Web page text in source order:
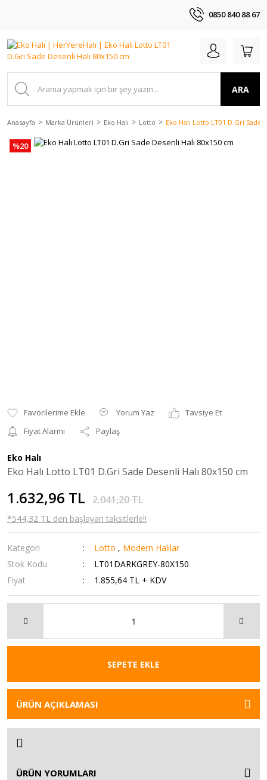
0850 840 88 67
ARA
Anasayfa Marka Ürünleri Eko Halı Lotto Eko Halı Lotto LT01 D.Gri Sade
%20
Yorum Yaz
Tavsiye Et
Fiyat Alarmı
Paylaş
Eko Halı
Eko Halı Lotto LT01 D.Gri Sade Desenli Halı 80x150 cm
1.632,96 TL 2.041,20 TL
*544,32 TL den başlayan taksitlerle!!
Kategori Lotto , Modern Halılar
Stok Kodu
LT01DARKGREY-80X150
Fiyat
1.855,64 TL + KDV
SEPETE EKLE
ÜRÜN AÇIKLAMASI
ÜRÜN YORUMLARI